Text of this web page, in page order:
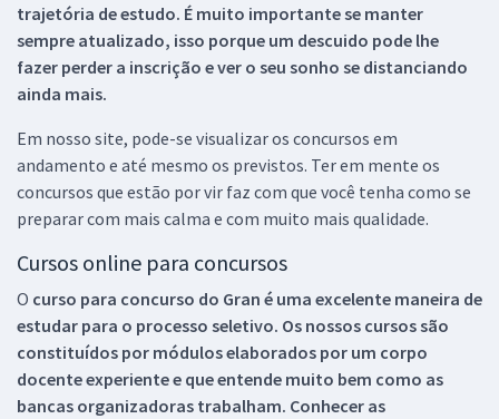
trajetória de estudo. É muito importante se manter
sempre atualizado, isso porque um descuido pode lhe
fazer perder a inscrição e ver o seu sonho se distanciando
ainda mais.
Em nosso site, pode-se visualizar os concursos em
andamento e até mesmo os previstos. Ter em mente os
concursos que estão por vir faz com que você tenha como se
preparar com mais calma e com muito mais qualidade.
Cursos online para concursos
O curso para concurso do Gran é uma excelente maneira de
estudar para o processo seletivo. Os nossos cursos são
constituídos por módulos elaborados por um corpo
docente experiente e que entende muito bem como as
bancas organizadoras trabalham. Conhecer as